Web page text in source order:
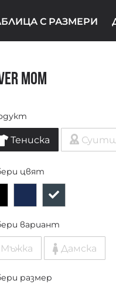
С РАЗМЕРИ
Mom
Тениска
цвят
вариант
Мъжка Дамска
размер